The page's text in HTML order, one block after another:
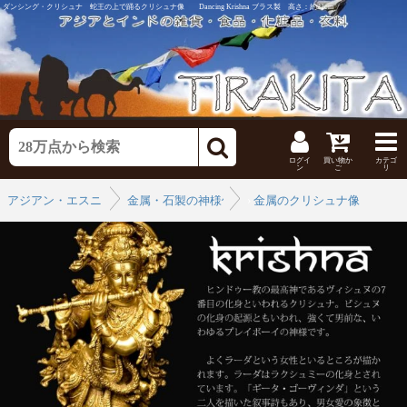
ダンシング・クリシュナ 蛇王の上で踊るクリシュナ像 Dancing Krishna ブラス製 高さ：約21cm
ログイ
ン
買い物か
ご
カテゴ
リ
アジアン・エスニックなインテリア
金属・石製の神様像 金属のクリシュナ像